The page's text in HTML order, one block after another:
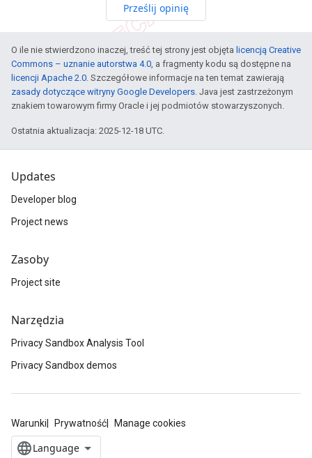
Prześlij opinię
O ile nie stwierdzono inaczej, treść tej strony jest objęta licencją Creative
Commons – uznanie autorstwa 4.0 , a fragmenty kodu są dostępne na
licencji Apache 2.0 . Szczegółowe informacje na ten temat zawierają
zasady dotyczące witryny Google Developers . Java jest zastrzeżonym
znakiem towarowym firmy Oracle i jej podmiotów stowarzyszonych.
Ostatnia aktualizacja: 2025-12-18 UTC.
Updates
Developer blog
Project news
Zasoby
Project site
Narzędzia
Privacy Sandbox Analysis Tool
Privacy Sandbox demos
Warunki Prywatność Manage cookies